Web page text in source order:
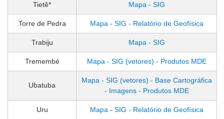
Tietê* Mapa - SIG
Torre de Pedra Mapa - SIG - Relatório de Geofísica
Trabiju Mapa - SIG
Tremembé Mapa - SIG (vetores) - Produtos MDE
Ubatuba
Mapa - SIG (vetores) - Base Cartográfica
- Imagens - Produtos MDE
Uru Mapa - SIG - Relatório de Geofísica